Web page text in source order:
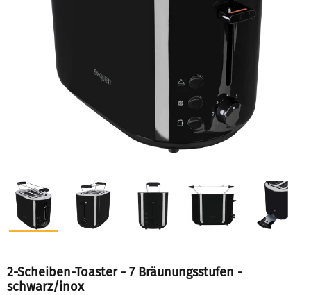
2-Scheiben-Toaster - 7 Bräunungsstufen -
schwarz/inox